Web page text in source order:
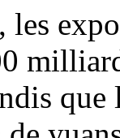
les